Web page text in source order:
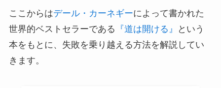
ここからはデール・カーネギーによって書かれた
世界的ベストセラーである 『道は開ける』
という
本をもとに、失敗を乗り越える方法を解説してい
きます。